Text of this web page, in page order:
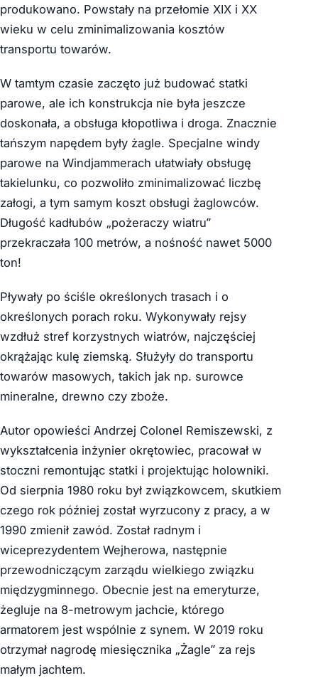
produkowano. Powstały na przełomie XIX i XX
wieku w celu zminimalizowania kosztów
transportu towarów.
W tamtym czasie zaczęto już budować statki
parowe, ale ich konstrukcja nie była jeszcze
doskonała, a obsługa kłopotliwa i droga. Znacznie
tańszym napędem były żagle. Specjalne windy
parowe na Windjammerach ułatwiały obsługę
takielunku, co pozwoliło zminimalizować liczbę
załogi, a tym samym koszt obsługi żaglowców.
Długość kadłubów „pożeraczy wiatru”
przekraczała 100 metrów, a nośność nawet 5000
ton!
Pływały po ściśle określonych trasach i o
określonych porach roku. Wykonywały rejsy
wzdłuż stref korzystnych wiatrów, najczęściej
okrążając kulę ziemską. Służyły do transportu
towarów masowych, takich jak np. surowce
mineralne, drewno czy zboże.
Autor opowieści Andrzej Colonel Remiszewski, z
wykształcenia inżynier okrętowiec, pracował w
stoczni remontując statki i projektując holowniki.
Od sierpnia 1980 roku był związkowcem, skutkiem
czego rok później został wyrzucony z pracy, a w
1990 zmienił zawód. Został radnym i
wiceprezydentem Wejherowa, następnie
przewodniczącym zarządu wielkiego związku
międzygminnego. Obecnie jest na emeryturze,
żegluje na 8-metrowym jachcie, którego
armatorem jest wspólnie z synem. W 2019 roku
otrzymał nagrodę miesięcznika „Żagle” za rejs
małym jachtem.